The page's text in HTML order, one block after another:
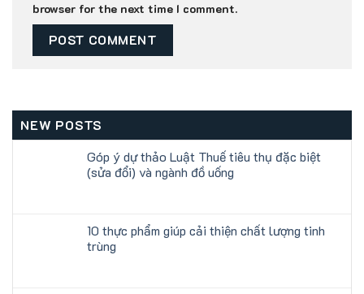
browser for the next time I comment.
NEW POSTS
Góp ý dự thảo Luật Thuế tiêu thụ đặc biệt
(sửa đổi) và ngành đồ uống
10 thực phẩm giúp cải thiện chất lượng tinh
trùng